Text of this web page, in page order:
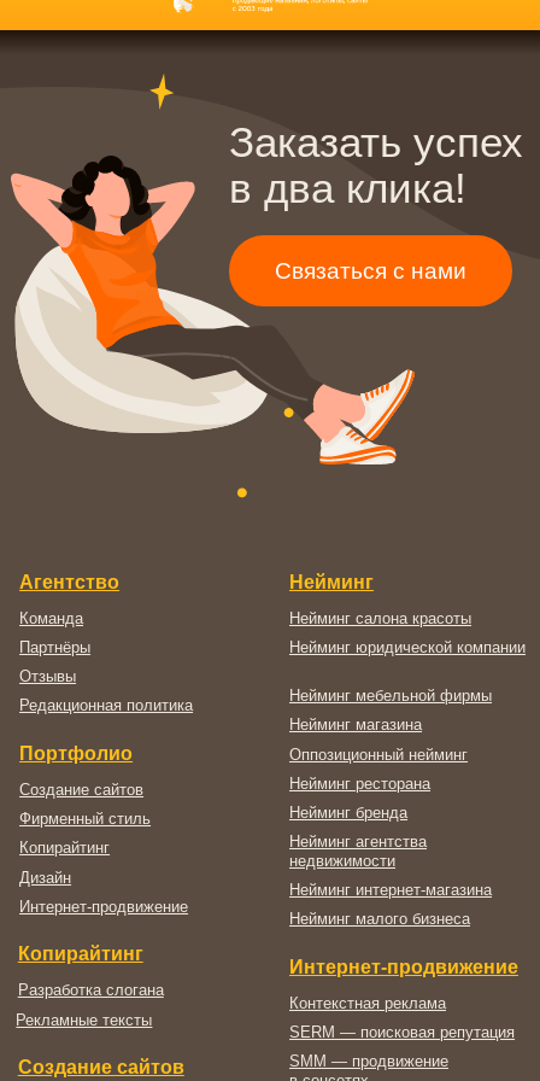
© 2003-2026 , Digital-агентство Релкама. Все права защищены
Дизайн сувенирной продукции
Дизайн документации
Контакты